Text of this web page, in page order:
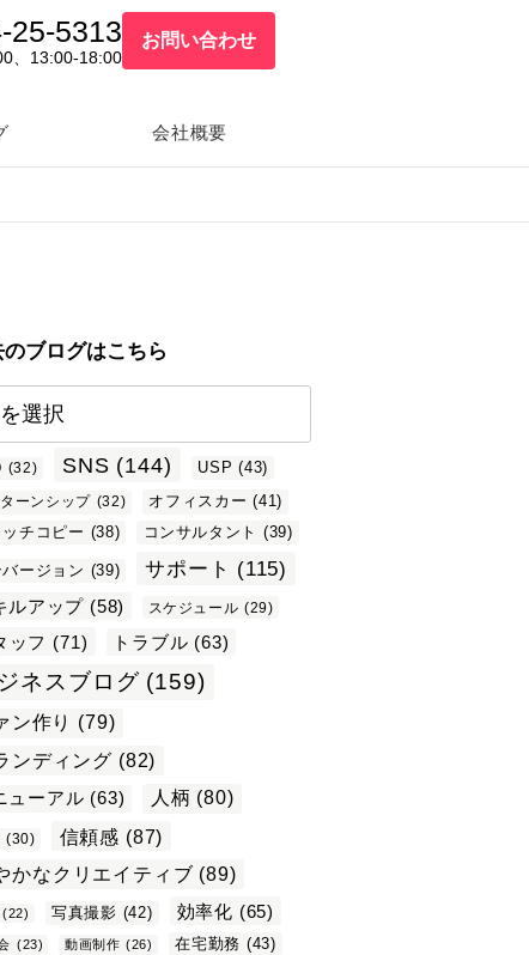
25-5313
、13:00-18:00
お問い合わせ
会社概要
ブログはこちら
(32) SNS (144) USP (43)
ーンシップ (32) オフィスカー (41)
チコピー (38) コンサルタント (39)
バージョン (39) サポート (115)
ルアップ (58) スケジュール (29)
ッフ (71) トラブル (63)
ネスブログ (159)
ン作り
(79)
ンディング (82)
ューアル (63) 人柄 (80)
(30) 信頼感 (87)
かなクリエイティブ (89)
(22) 写真撮影 (42) 効率化 (65)
(23) 動画制作 (26) 在宅勤務 (43)